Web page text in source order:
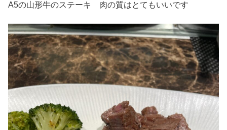
A5の山形牛のステーキ 肉の質はとてもいいです